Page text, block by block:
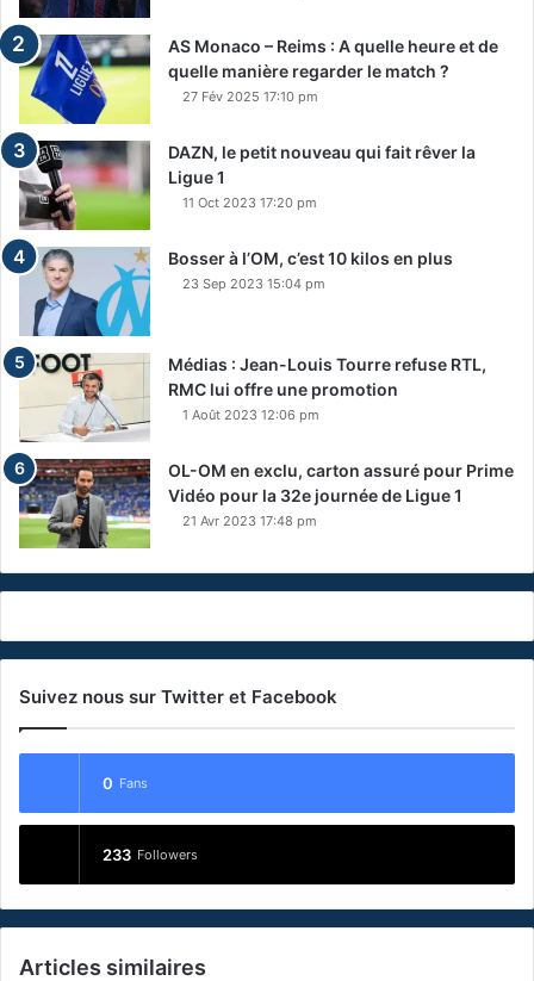
AS Monaco – Reims : A quelle heure et de
quelle manière regarder le match ?
27 Fév 2025 17:10 pm
DAZN, le petit nouveau qui fait rêver la
Ligue 1
11 Oct 2023 17:20 pm
Bosser à l’OM, c’est 10 kilos en plus
23 Sep 2023 15:04 pm
Médias : Jean-Louis Tourre refuse RTL,
RMC lui offre une promotion
1 Août 2023 12:06 pm
OL-OM en exclu, carton assuré pour Prime
Vidéo pour la 32e journée de Ligue 1
21 Avr 2023 17:48 pm
Suivez nous sur Twitter et Facebook
0 Fans
233 Followers
Articles similaires